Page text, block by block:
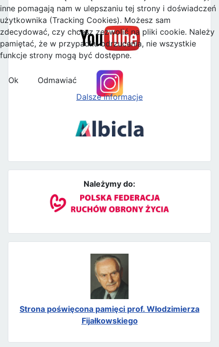
Należymy do:
Strona poświęcona pamięci prof. Włodzimierza
Fijałkowskiego
inne pomagają nam w ulepszaniu tej strony i doświadczeń
użytkownika (Tracking Cookies). Możesz sam
zdecydować, czy chcesz zezwolić na pliki cookie. Należy
pamiętać, że w przypadku odrzucenia, nie wszystkie
funkcje strony mogą być dostępne.
Ok
Odmawiać
Dalsze informacje